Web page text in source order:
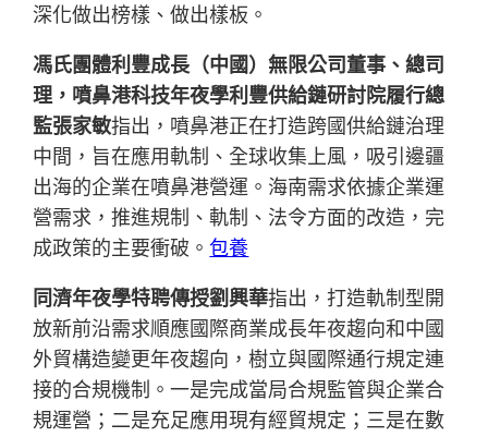
深化做出榜樣、做出樣板。
馮氏團體利豐成長（中國）無限公司董事、總司
理，噴鼻港科技年夜學利豐供給鏈研討院履行總
監張家敏指出，噴鼻港正在打造跨國供給鏈治理
中間，旨在應用軌制、全球收集上風，吸引邊疆
出海的企業在噴鼻港營運。海南需求依據企業運
營需求，推進規制、軌制、法令方面的改造，完
成政策的主要衝破。包養
同濟年夜學特聘傳授劉興華指出，打造軌制型開
放新前沿需求順應國際商業成長年夜趨向和中國
外貿構造變更年夜趨向，樹立與國際通行規定連
接的合規機制。一是完成當局合規監管與企業合
規運營；二是充足應用現有經貿規定；三是在數